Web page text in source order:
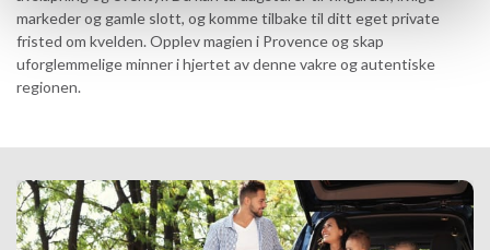
markeder og gamle slott, og komme tilbake til ditt eget private
fristed om kvelden. Opplev magien i Provence og skap
uforglemmelige minner i hjertet av denne vakre og autentiske
regionen.